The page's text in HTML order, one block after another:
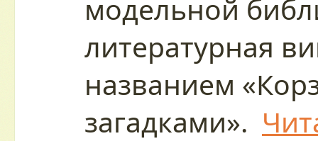
модельной
литературная
названием
загадками».